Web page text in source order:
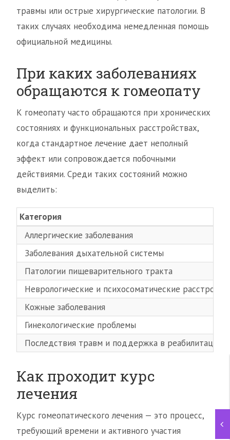
травмы или острые хирургические патологии. В
таких случаях необходима немедленная помощь
официальной медицины.
При каких заболеваниях
обращаются к гомеопату
К гомеопату часто обращаются при хронических
состояниях и функциональных расстройствах,
когда стандартное лечение дает неполный
эффект или сопровождается побочными
действиями. Среди таких состояний можно
выделить:
Категория
Аллергические заболевания
Заболевания дыхательной системы
Патологии пищеварительного тракта
Неврологические и психосоматические
Кожные заболевания
Гинекологические проблемы
Последствия травм и поддержка в реабилитации
Как проходит курс
лечения
Курс гомеопатического лечения — это процесс,
требующий времени и активного участия